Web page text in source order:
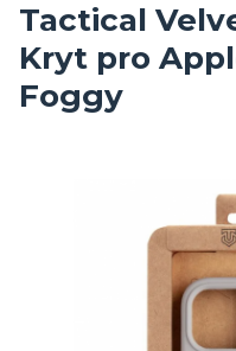
Tactical
Kryt pro
Foggy